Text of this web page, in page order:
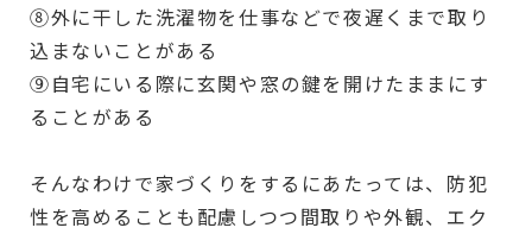
⑧外に干した洗濯物を仕事などで夜遅くまで取り
込まないことがある
⑨自宅にいる際に玄関や窓の鍵を開けたままにす
ることがある
そんなわけで家づくりをするにあたっては、防犯
性を高めることも配慮しつつ間取りや外観、エク